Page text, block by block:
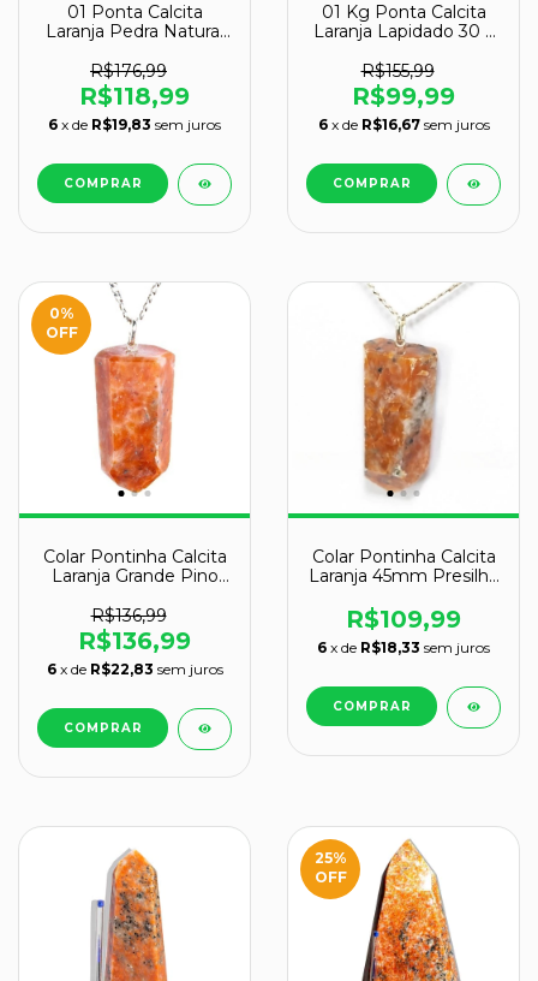
01 Ponta Calcita
Laranja Pedra Natural
R$176,99
R$118,99
6 x de R$19,83 sem juros
01 Kg Ponta Calcita
Laranja Lapidado 30 a
Atacado
R$155,99
R$99,99
6 x de R$16,67 sem juros
0%
OFF
Colar Pontinha Calcita
Laranja Grande Pino
R$136,99
R$136,99
6 x de R$22,83 sem juros
Colar Pontinha Calcita
Laranja 45mm Presilha
R$109,99
6 x de R$18,33 sem juros
25%
OFF